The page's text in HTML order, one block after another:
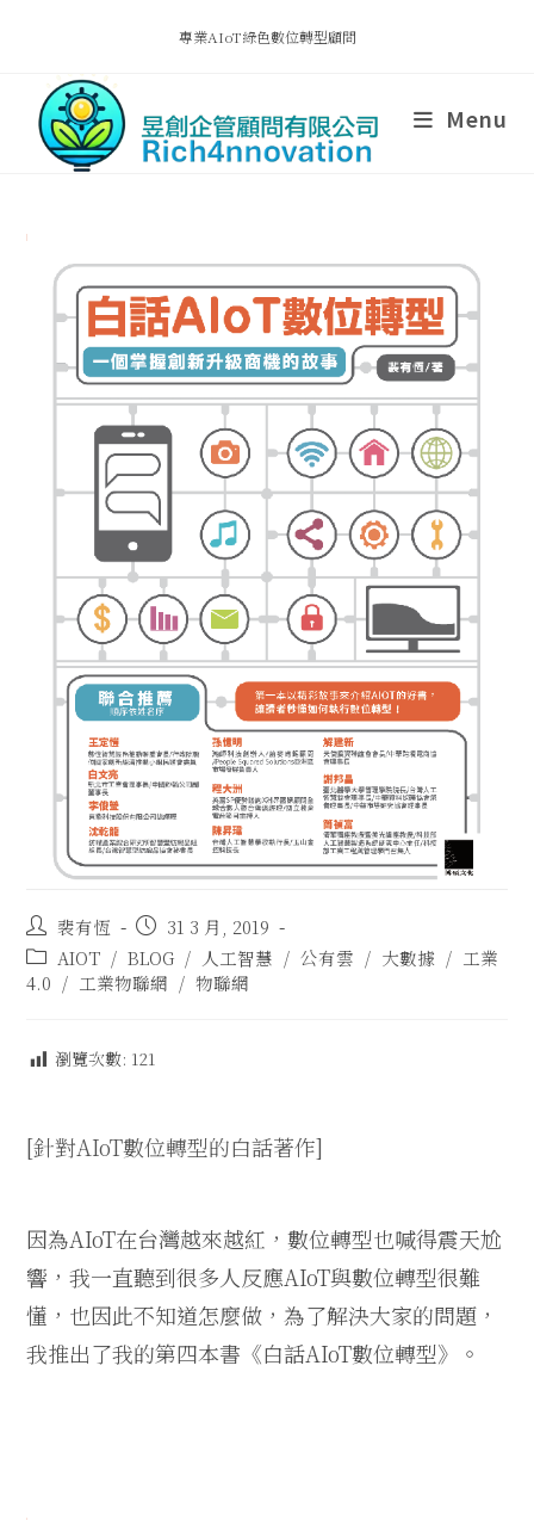
專業AIoT綠色數位轉型顧問
Menu
裴有恆
31 3 月, 2019
AIOT / BLOG / 人工智慧 / 公有雲 / 大數據 / 工業
4.0 / 工業物聯網 / 物聯網
瀏覽次數: 121
[針對AIoT數位轉型的白話著作]
因為AIoT在台灣越來越紅，數位轉型也喊得震天尬
響，我一直聽到很多人反應AIoT與數位轉型很難
懂，也因此不知道怎麼做，為了解決大家的問題，
我推出了我的第四本書《白話AIoT數位轉型》。